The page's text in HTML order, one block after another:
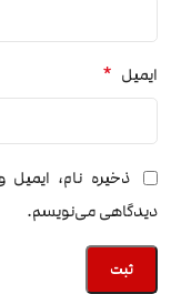
ایمیل *
ذخیره نام،
دیدگاهی می‌نویسم.